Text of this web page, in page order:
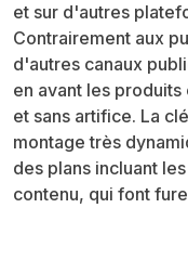
et sur d'autres
Contrairement aux
d'autres canaux
en avant les
et sans artifice. La
montage très
des plans incluant
contenu, qui font